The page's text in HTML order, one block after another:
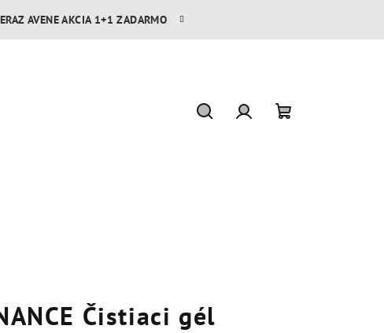
AVENE AKCIA 1+1 ZADARMO
Čistiaci gél